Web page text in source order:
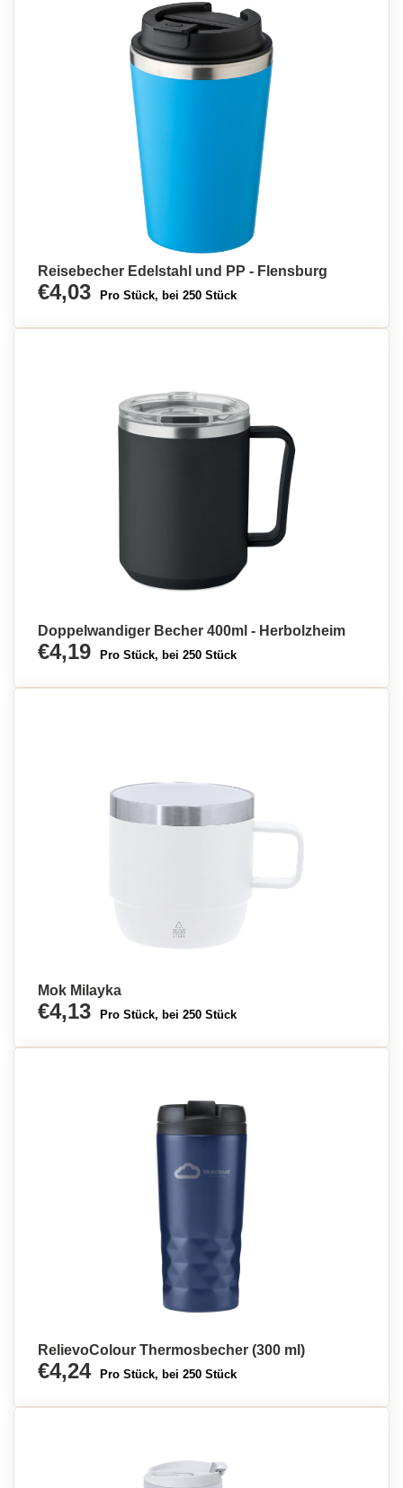
Reisebecher Edelstahl und PP - Flensburg
€4,03 Pro Stück, bei 250 Stück
Doppelwandiger Becher 400ml - Herbolzheim
€4,19 Pro Stück, bei 250 Stück
Mok Milayka
€4,13 Pro Stück, bei 250 Stück
RelievoColour Thermosbecher (300 ml)
€4,24 Pro Stück, bei 250 Stück